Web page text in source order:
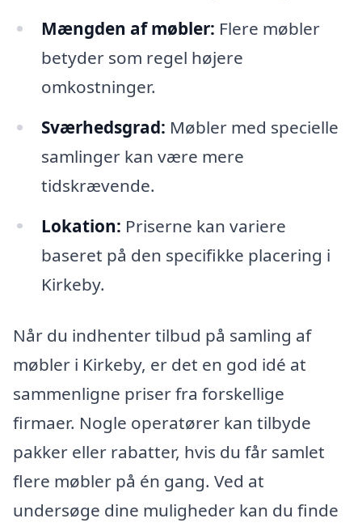
Mængden af møbler: Flere møbler
betyder som regel højere
omkostninger.
Sværhedsgrad: Møbler med specielle
samlinger kan være mere
tidskrævende.
Lokation: Priserne kan variere
baseret på den specifikke placering i
Kirkeby.
Når du indhenter tilbud på samling af
møbler i Kirkeby, er det en god idé at
sammenligne priser fra forskellige
firmaer. Nogle operatører kan tilbyde
pakker eller rabatter, hvis du får samlet
flere møbler på én gang. Ved at
undersøge dine muligheder kan du finde